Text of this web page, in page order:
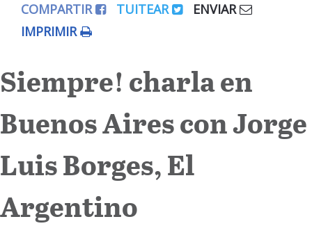
Editorial
Colaboradores
Internacional
Cultura
COMPARTIR TUITEAR
ENVIAR
IMPRIMIR
Siempre! charla en
Buenos Aires con Jorge
Luis Borges, El
Argentino